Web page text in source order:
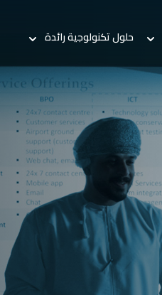
حلول تكنولوجية رائدة